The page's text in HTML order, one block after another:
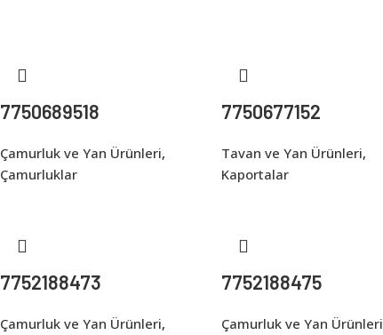
7750689518
Çamurluk ve Yan Ürünleri,
Çamurluklar
7750677152
Tavan ve Yan Ürünleri,
Kaportalar
7752188473
Çamurluk ve Yan Ürünleri,
7752188475
Çamurluk ve Yan Ürünleri